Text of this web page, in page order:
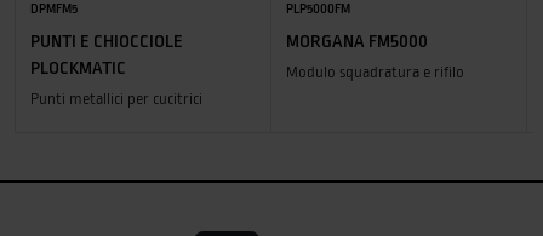
DPMFM5
PUNTI E CHIOCCIOLE
PLOCKMATIC
Punti metallici per cucitrici
PLP5000FM
MORGANA FM5000
Modulo squadratura e rifilo